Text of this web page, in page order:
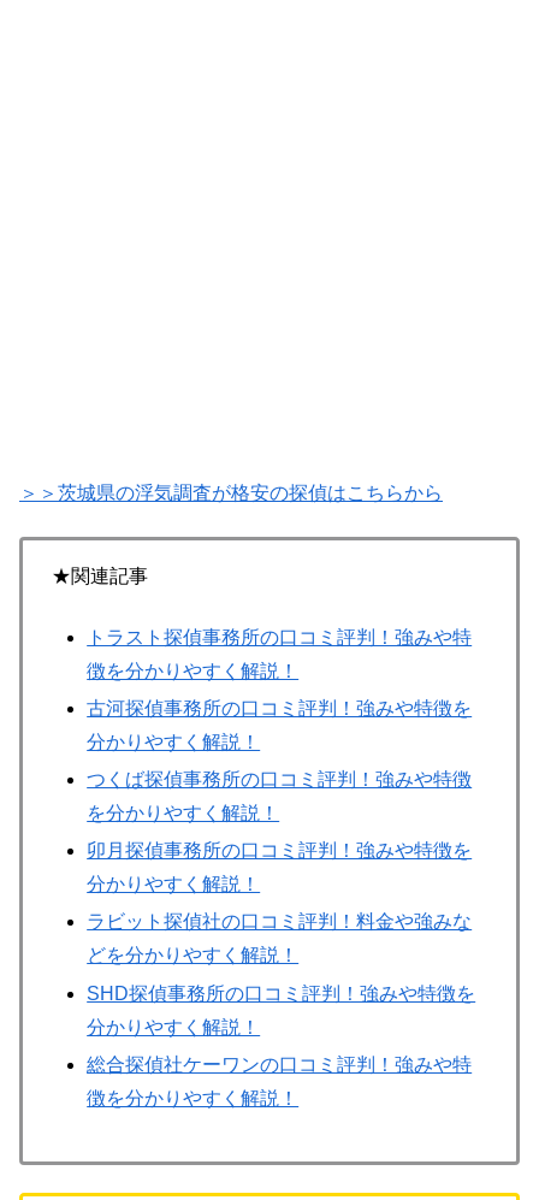
＞＞茨城県の浮気調査が格安の探偵はこちらから
★関連記事
トラスト探偵事務所の口コミ評判！強みや特
徴を分かりやすく解説！
古河探偵事務所の口コミ評判！強みや特徴を
分かりやすく解説！
つくば探偵事務所の口コミ評判！強みや特徴
を分かりやすく解説！
卯月探偵事務所の口コミ評判！強みや特徴を
分かりやすく解説！
ラビット探偵社の口コミ評判！料金や強みな
どを分かりやすく解説！
SHD探偵事務所の口コミ評判！強みや特徴を
分かりやすく解説！
総合探偵社ケーワンの口コミ評判！強みや特
徴を分かりやすく解説！